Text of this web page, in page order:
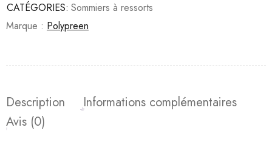
CATÉGORIES: Sommiers à ressorts
Marque : Polypreen
Description
Informations complémentaires
Avis (0)